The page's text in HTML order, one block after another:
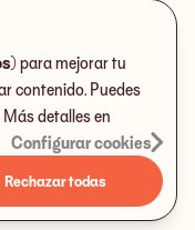
para mejorar tu
contenido. Puedes
detalles en
Configurar cookies
Rechazar todas